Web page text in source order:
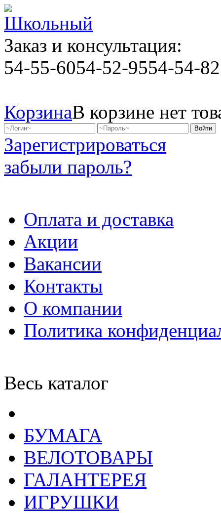
Заказ и консультация:
54-55-6054-52-9554-54-82
КорзинаВ корзине нет
Зарегистрироваться
забыли пароль?
Оплата и доставка
Акции
Вакансии
Контакты
О компании
Политика
Весь каталог
БУМАГА
ВЕЛОТОВАРЫ
ГАЛАНТЕРЕЯ
ИГРУШКИ